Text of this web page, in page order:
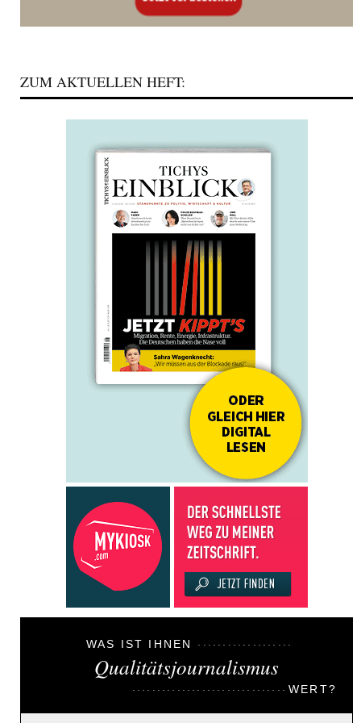
ZUM AKTUELLEN HEFT:
WAS IST IHNEN
Qualitätsjournalismus
WERT?